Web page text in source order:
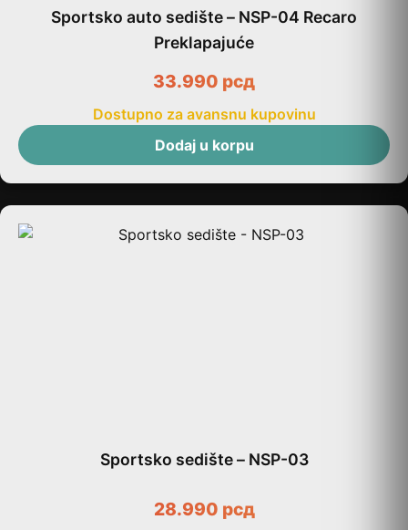
Sportsko auto sedište – NSP-04 Recaro
Preklapajuće
33.990 рсд
Dostupno za avansnu kupovinu
Dodaj u korpu
Sportsko sedište – NSP-03
28.990 рсд